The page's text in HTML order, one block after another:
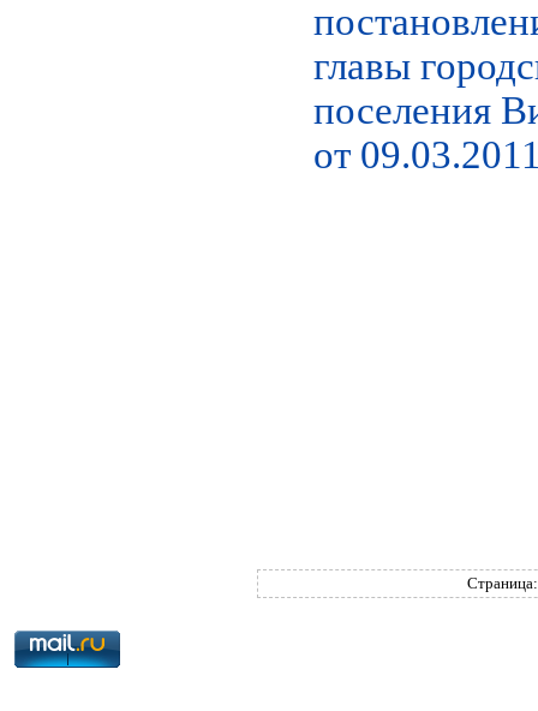
главы
поселения
от